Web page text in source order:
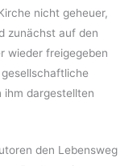
nicht geheuer,
zunächst auf den
wieder freigegeben
ihm dargestellten
den Lebensweg